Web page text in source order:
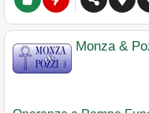
Monza &